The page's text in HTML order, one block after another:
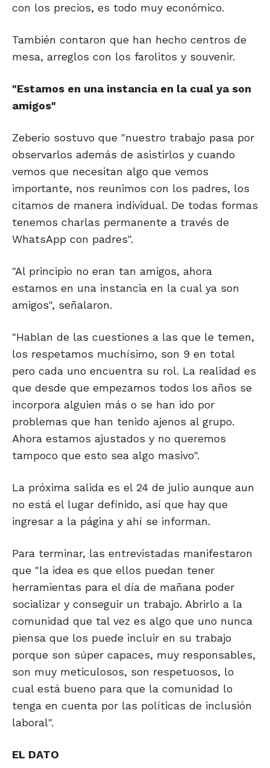
con los precios, es todo muy económico.
También contaron que han hecho centros de
mesa, arreglos con los farolitos y souvenir.
"Estamos en una instancia en la cual ya son
amigos"
Zeberio sostuvo que "nuestro trabajo pasa por
observarlos además de asistirlos y cuando
vemos que necesitan algo que vemos
importante, nos reunimos con los padres, los
citamos de manera individual. De todas formas
tenemos charlas permanente a través de
WhatsApp con padres".
"Al principio no eran tan amigos, ahora
estamos en una instancia en la cual ya son
amigos", señalaron.
"Hablan de las cuestiones a las que le temen,
los respetamos muchísimo, son 9 en total
pero cada uno encuentra su rol. La realidad es
que desde que empezamos todos los años se
incorpora alguien más o se han ido por
problemas que han tenido ajenos al grupo.
Ahora estamos ajustados y no queremos
tampoco que esto sea algo masivo".
La próxima salida es el 24 de julio aunque aun
no está el lugar definido, así que hay que
ingresar a la página y ahí se informan.
Para terminar, las entrevistadas manifestaron
que "la idea es que ellos puedan tener
herramientas para el día de mañana poder
socializar y conseguir un trabajo. Abrirlo a la
comunidad que tal vez es algo que uno nunca
piensa que los puede incluir en su trabajo
porque son súper capaces, muy responsables,
son muy meticulosos, son respetuosos, lo
cual está bueno para que la comunidad lo
tenga en cuenta por las políticas de inclusión
laboral".
EL DATO